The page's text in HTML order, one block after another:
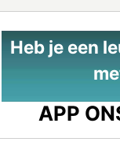
Heb je een
APP